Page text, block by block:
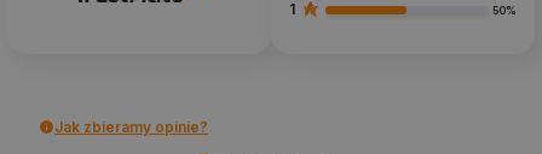
1 50%
Jak zbieramy opinie?